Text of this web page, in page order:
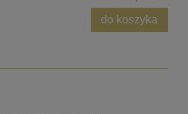
do koszyka